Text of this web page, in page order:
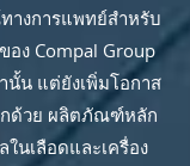
างการแพทย์สำหรับ
อง Compal Group
นั้น แต่ยังเพิ่มโอกาส
กด้วย ผลิตภัณฑ์หลัก
นเลือดและเครื่อง